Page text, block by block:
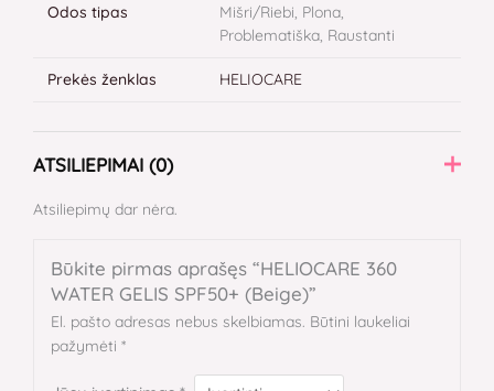
Odos tipas
Mišri/Riebi, Plona,
Problematiška, Raustanti
Prekės ženklas HELIOCARE
ATSILIEPIMAI (0)
Atsiliepimų dar nėra.
Būkite pirmas aprašęs “HELIOCARE 360
WATER GELIS SPF50+ (Beige)”
El. pašto adresas nebus skelbiamas. Būtini laukeliai
pažymėti *